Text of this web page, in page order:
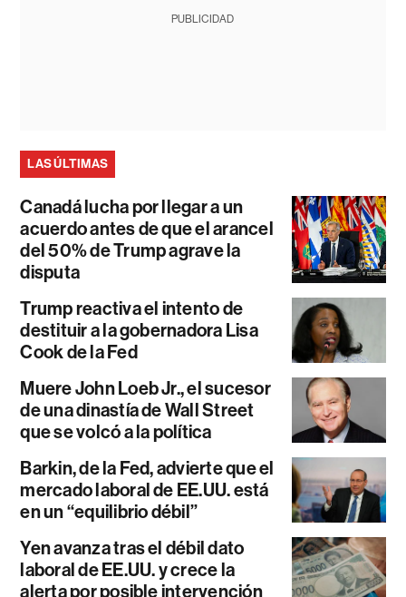
PUBLICIDAD
LAS ÚLTIMAS
Canadá lucha por llegar a un
acuerdo antes de que el arancel
del 50% de Trump agrave la
disputa
Trump reactiva el intento de
destituir a la gobernadora Lisa
Cook de la Fed
Muere John Loeb Jr., el sucesor
de una dinastía de Wall Street
que se volcó a la política
Barkin, de la Fed, advierte que el
mercado laboral de EE.UU. está
en un “equilibrio débil”
Yen avanza tras el débil dato
laboral de EE.UU. y crece la
alerta por posible intervención